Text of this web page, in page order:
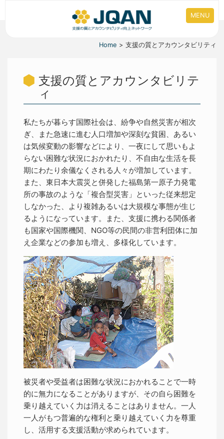
MENU
Home 支援の質とアカウンタビリティ
支援の質とアカウンタビリテ
ィ
私たちが暮らす国際社会は、紛争や自然災害が相次
ぎ、また急速に進む人口増加や深刻な貧困、あるい
は気候変動の影響などにより、一夜にして思いもよ
らない困難な状況におかれたり、不自由な生活を長
期にわたり余儀なくされる人々が増加しています。
また、東日本大震災と併発した福島第一原子力発電
所の事故のような「複合型災害」といった従来想定
しなかった、より複雑あるいは大規模な事態が生じ
るようになっています。また、支援に携わる関係者
も国家や国際機関、NGO等の民間の非営利団体に加
え企業などの参加も増え、多様化しています。
被災者や受益者は困難な状況におかれることで一時
的に無力になることがありますが、その自ら困難を
乗り越えていく力は消えることはありません。一人
一人がもつ普遍的な権利と乗り越えていく力を尊重
し、活用する支援活動が求められています。